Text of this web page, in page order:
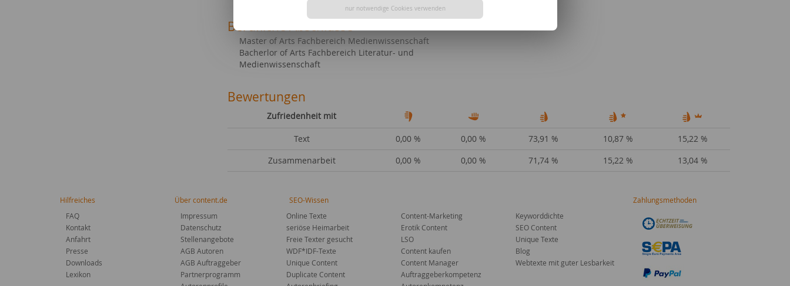
nur notwendige Cookies verwenden
Berufliche Abschlüsse
Master of Arts Fachbereich Medienwissenschaft
Bacherlor of Arts Fachbereich Literatur- und
Medienwissenschaft
Bewertungen
Zufriedenheit mit
Text 0,00 % 0,00 % 73,91 % 10,87 %
15,22 %
Zusammenarbeit
0,00 % 0,00 % 71,74 % 15,22 % 13,04 %
Hilfreiches
FAQ
Kontakt
Anfahrt
Presse
Downloads
Lexikon
Über content.de
Impressum
Datenschutz
Stellenangebote
AGB Autoren
AGB Auftraggeber
Partnerprogramm
SEO-Wissen
Online Texte
seriöse Heimarbeit
Freie Texter gesucht
WDF*IDF-Texte
Unique Content
Duplicate Content
Content-Marketing
Erotik Content
LSO
Content kaufen
Content Manager
Auftraggeberkompetenz
Keyworddichte
SEO Content
Unique Texte
Blog
Webtexte mit guter Lesbarkeit
Zahlungsmethoden